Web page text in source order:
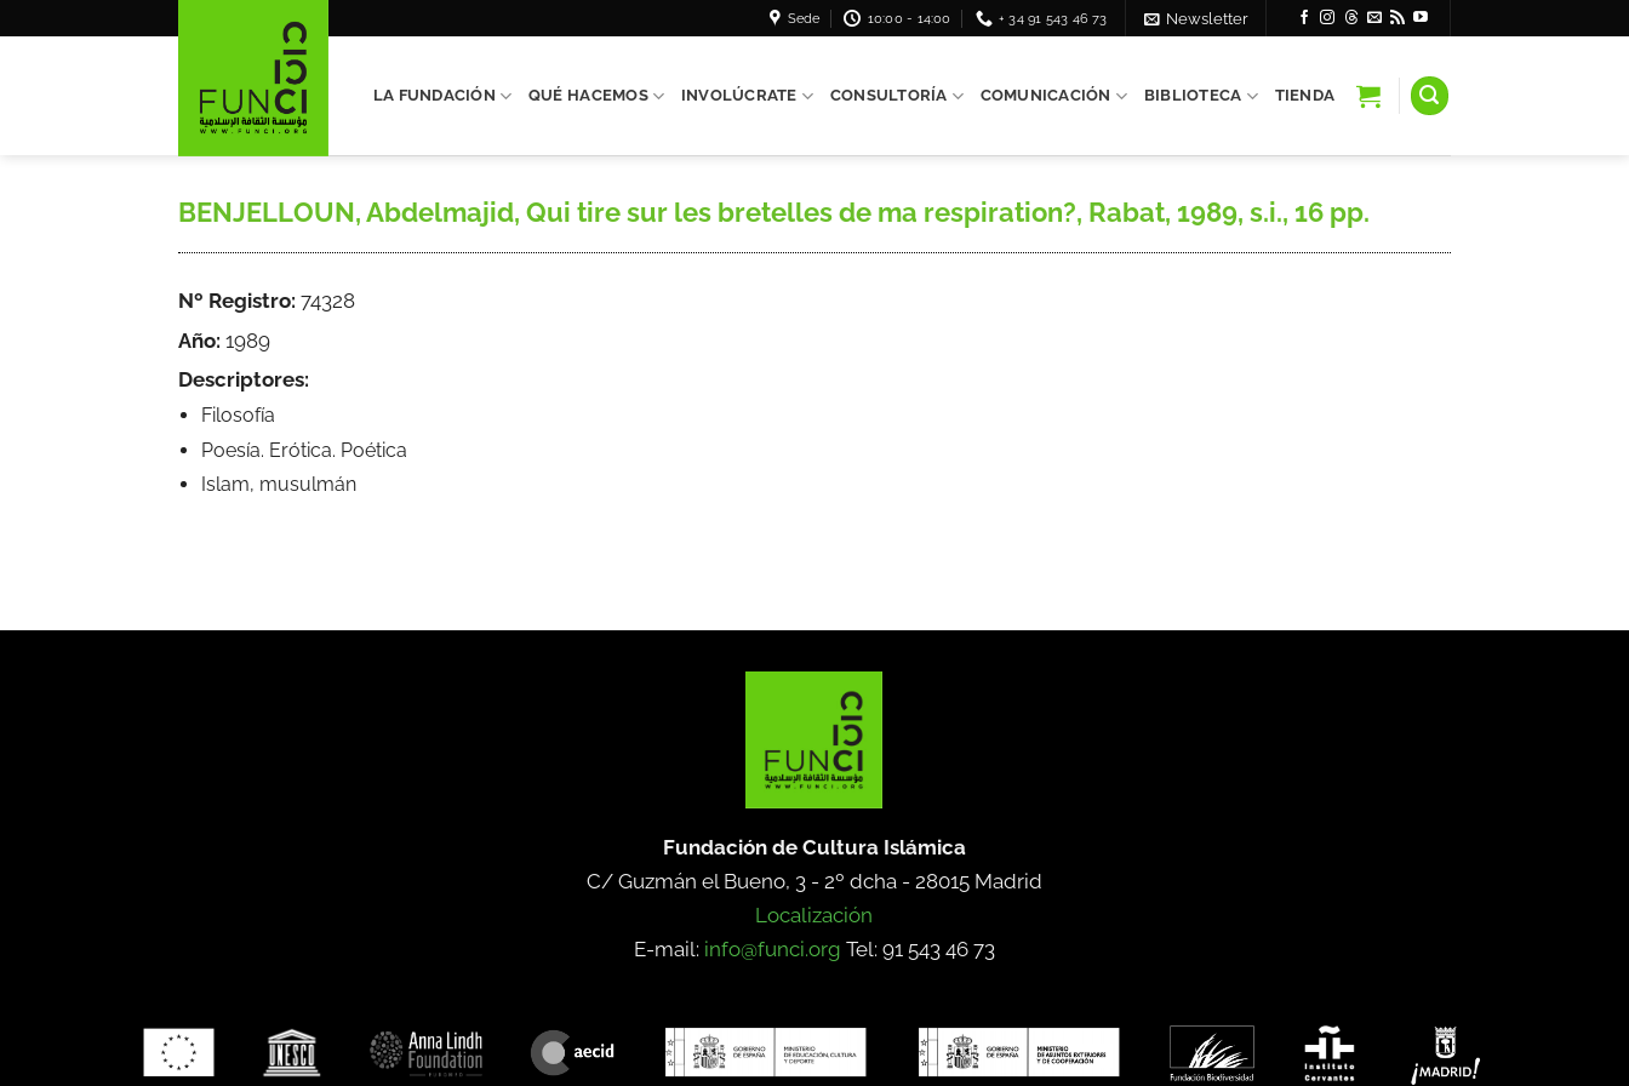
Sede 10:00 - 14:00 + 34 91 543 46 73 Newsletter
LA FUNDACIÓN QUÉ HACEMOS INVOLÚCRATE CONSULTORÍA COMUNICACIÓN BIBLIOTECA TIENDA
BENJELLOUN, Abdelmajid, Qui tire sur les bretelles de ma respiration?, Rabat, 1989, s.i., 16 pp.
Nº Registro: 74328
Año: 1989
Descriptores:
Filosofía
Poesía. Erótica. Poética
Islam, musulmán
Fundación de Cultura Islámica
C/ Guzmán el Bueno, 3 - 2º dcha - 28015 Madrid
Localización
E-mail: info@funci.org Tel: 91 543 46 73